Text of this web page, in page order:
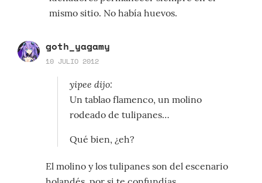
mismo sitio. No había huevos.
goth_yagamy
10 JULIO 2012
yipee dijo:
Un tablao flamenco, un molino
rodeado de tulipanes…
Qué bien, ¿eh?
El molino y los tulipanes son del escenario